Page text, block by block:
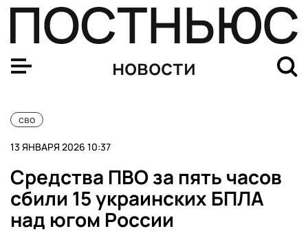
новости
сво
13 ЯНВАРЯ 2026 10:37
Средства ПВО за пять часов
сбили 15 украинских БПЛА
над югом России
ПВО уничтожила 11 беспилотников над регионами